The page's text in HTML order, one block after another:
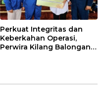
Perkuat Integritas dan
Keberkahan Operasi,
Perwira Kilang Balongan